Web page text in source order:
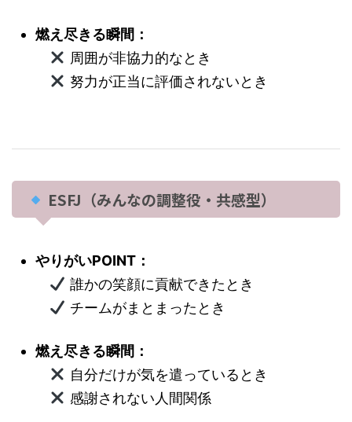
燃え尽きる瞬間：
周囲が非協力的なとき
努力が正当に評価されないとき
ESFJ（みんなの調整役・共感型）
やりがいPOINT：
誰かの笑顔に貢献できたとき
チームがまとまったとき
燃え尽きる瞬間：
自分だけが気を遣っているとき
感謝されない人間関係